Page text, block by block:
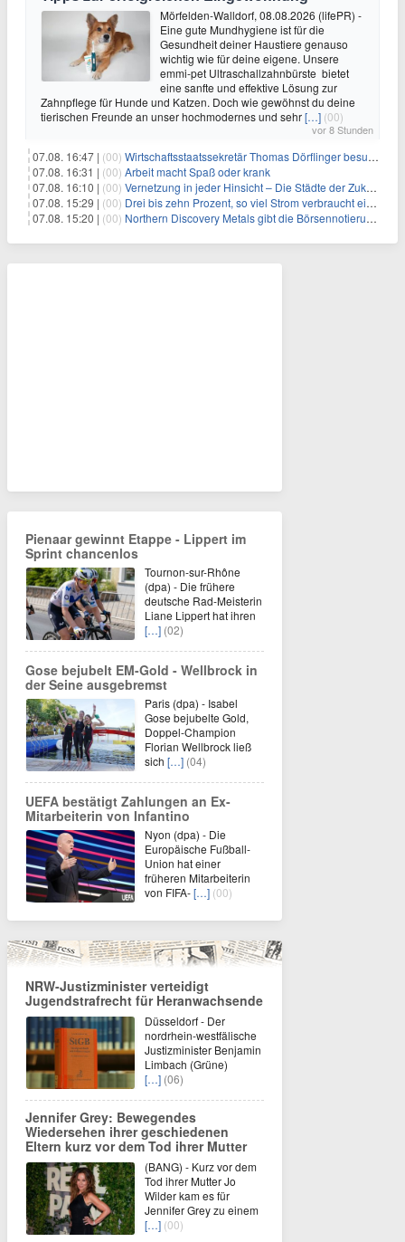
Mörfelden-Walldorf, 08.08.2026 (lifePR) -
Eine gute Mundhygiene ist für die
Gesundheit deiner Haustiere genauso
wichtig wie für deine eigene. Unsere
emmi-pet Ultraschallzahnbürste bietet
eine sanfte und effektive Lösung zur
Zahnpflege für Hunde und Katzen. Doch wie gewöhnst du deine
tierischen Freunde an unser hochmodernes und sehr[…] (00)
vor 8 Stunden
07.08. 16:47 | (00) Wirtschaftsstaatssekretär Thomas Dörflinger besucht Handwerksbetrieb im Kammerbezirk Freiburg
07.08. 16:31 | (00) Arbeit macht Spaß oder krank
07.08. 16:10 | (00) Vernetzung in jeder Hinsicht – Die Städte der Zukunft sind grün-blau
07.08. 15:29 | (00) Drei bis zehn Prozent, so viel Strom verbraucht ein Aufzug im Gebäude
07.08. 15:20 | (00) Northern Discovery Metals gibt die Börsennotierung an der Frankfurter Wertpapierbörse bekannt
Pienaar gewinnt Etappe - Lippert im
Sprint chancenlos
Tournon-sur-Rhône
(dpa) - Die frühere
deutsche Rad-Meisterin
Liane Lippert hat ihren
[…] (02)
Gose bejubelt EM-Gold - Wellbrock in
der Seine ausgebremst
Paris (dpa) - Isabel
Gose bejubelte Gold,
Doppel-Champion
Florian Wellbrock ließ
sich […] (04)
UEFA bestätigt Zahlungen an Ex-
Mitarbeiterin von Infantino
Nyon (dpa) - Die
Europäische Fußball-
Union hat einer
früheren Mitarbeiterin
von FIFA-[…] (00)
NRW-Justizminister verteidigt
Jugendstrafrecht für Heranwachsende
Düsseldorf - Der
nordrhein-westfälische
Justizminister Benjamin
Limbach (Grüne)
[…] (06)
Jennifer Grey: Bewegendes
Wiedersehen ihrer geschiedenen
Eltern kurz vor dem Tod ihrer Mutter
(BANG) - Kurz vor dem
Tod ihrer Mutter Jo
Wilder kam es für
Jennifer Grey zu einem
[…] (00)